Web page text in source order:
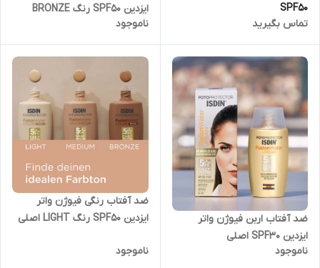
SPF50
تماس بگیرید
ایزدین SPF50 رنگ BRONZE
اصلی
ناموجود
ضد آفتاب اربن فیوژن واتر
ایزدین SPF30 اصلی
ناموجود
ضد آفتاب رنگی فیوژن واتر
ایزدین SPF50 رنگ LIGHT اصلی
ناموجود